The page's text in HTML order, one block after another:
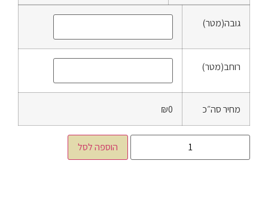
גובה(מטר)
רוחב(מטר)
מחיר סה״כ ₪0
הוספה לסל